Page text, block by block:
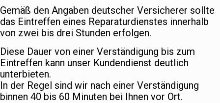
Gemäß den Angaben deutscher Versicherer sollte
das Eintreffen eines Reparaturdienstes innerhalb
von zwei bis drei Stunden erfolgen.
Diese Dauer von einer Verständigung bis zum
Eintreffen kann unser Kundendienst deutlich
unterbieten.
In der Regel sind wir nach einer Verständigung
binnen 40 bis 60 Minuten bei Ihnen vor Ort.